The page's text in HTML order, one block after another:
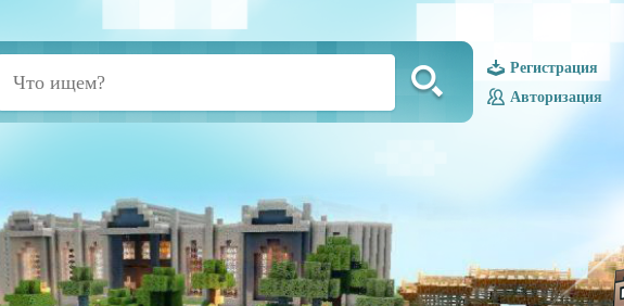
Регистрация
Авторизация